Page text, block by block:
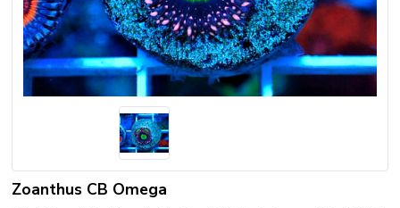
Zoanthus CB Omega